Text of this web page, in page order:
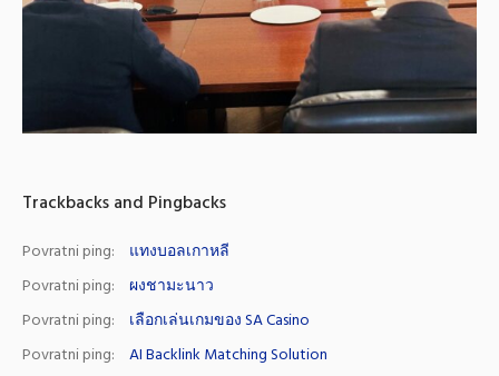
Trackbacks and Pingbacks
Povratni ping:
แทงบอลเกาหลี
Povratni ping:
ผงชามะนาว
Povratni ping:
เลือกเล่นเกมของ SA Casino
Povratni ping:
AI Backlink Matching Solution